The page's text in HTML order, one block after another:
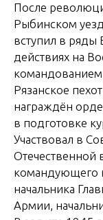
После
Рыбинском
вступил в ряды
действиях на
командованием
Рязанское
награждён
в подготовке
Участвовал в
Отечественной
командующего
начальника
Армии,